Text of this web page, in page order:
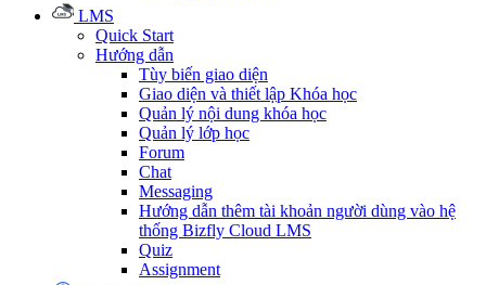
LMS
Quick Start
Hướng dẫn
Tùy biến giao diện
Giao diện và thiết lập Khóa học
Quản lý nội dung khóa học
Quản lý lớp học
Forum
Chat
Messaging
Hướng dẫn thêm tài khoản người dùng vào hệ
thống Bizfly Cloud LMS
Quiz
Assignment